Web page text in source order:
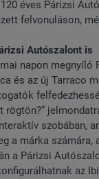
éves Párizsi
felvonuláson,
Autószalont is
napon
és az új Tarraco
rögtön?”
szobában,
a márka
a Párizsi
az